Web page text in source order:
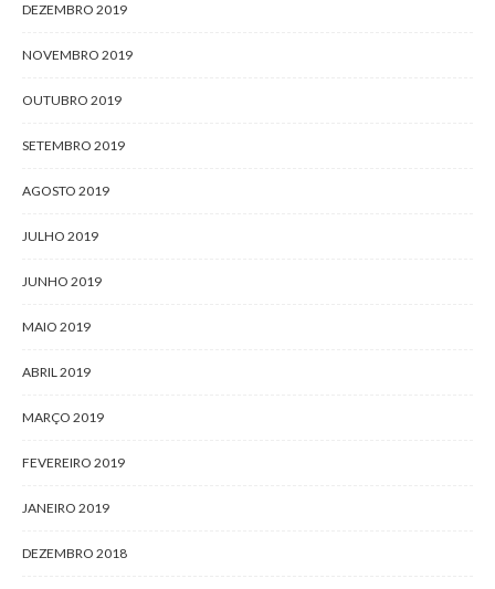
DEZEMBRO 2019
NOVEMBRO 2019
OUTUBRO 2019
SETEMBRO 2019
AGOSTO 2019
JULHO 2019
JUNHO 2019
MAIO 2019
ABRIL 2019
MARÇO 2019
FEVEREIRO 2019
JANEIRO 2019
DEZEMBRO 2018